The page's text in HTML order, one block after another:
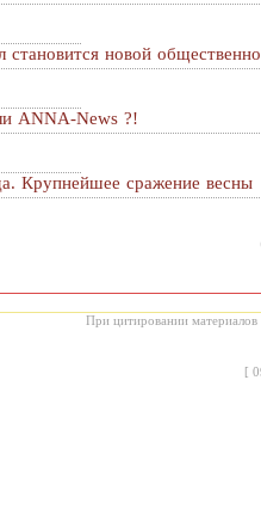
становится новой
ANNA-News ?!
Крупнейшее сражение весны
При цитировании материалов
[